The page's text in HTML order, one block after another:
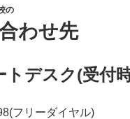
の
わせ先
トデスク(受付
フリーダイヤル)